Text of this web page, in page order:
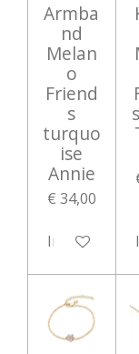
Armba
nd
Melan
o
Friend
s
turquo
ise
Annie
€ 34,00
In